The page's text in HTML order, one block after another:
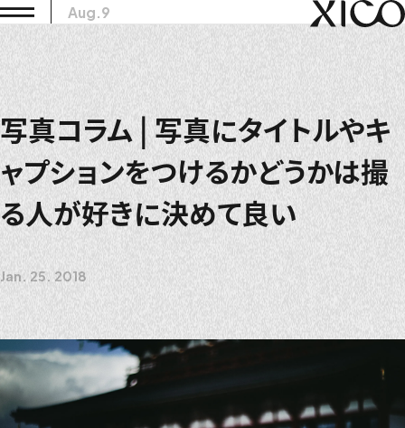
Aug.9
写真コラム | 写真にタイトルやキ
ャプションをつけるかどうかは撮
る人が好きに決めて良い
Jan. 25. 2018